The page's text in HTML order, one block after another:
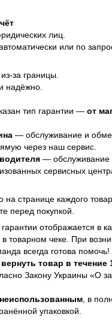
лиц.
или по
за границы.
надёжно.
тип гарантии — от
— обслуживание и
через наш сервис.
— обслуживание
сервисных
на странице каждого
перед покупкой.
отображается в
товарном чеке. При
всегда готова помочь!
товар в течение
Закону Украины «О
неиспользованным , в
упаковкой.